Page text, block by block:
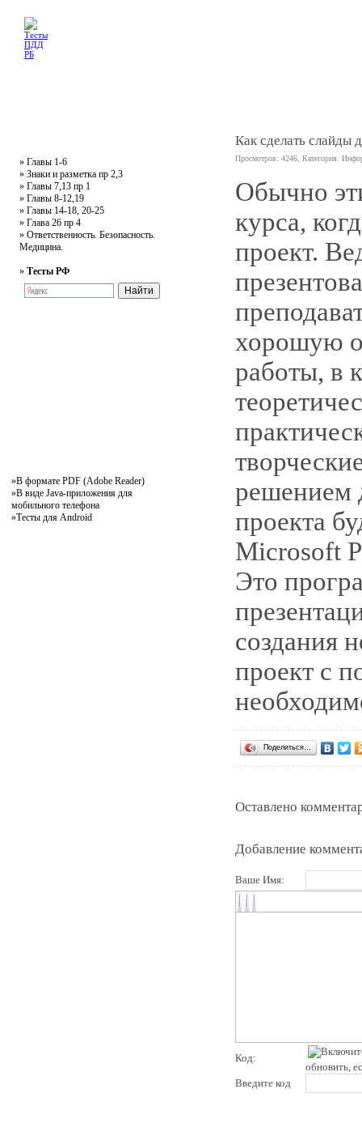
» Главы 1-6
» Знаки и разметка пр 2,3
» Главы 7,13 пр 1
» Главы 8-12,19
» Главы 14-18, 20-25
» Глава 26 пр 4
» Ответственность. Безопасность.
Медицина.
» Тесты РФ
»В формате PDF (Adobe Reader)
»В виде Java-приложения для
мобильного телефона
»Тесты для Android
Как сделать слайды
Просмотров: 4246, Категория:
Обычно
курса,
проект.
хорошую
работы, в
решением
проекта
Microsoft
Это
создания
проект с
Поделиться…
Оставлено
Добавление
Ваше Имя:
Код:
обновить,
Введите код